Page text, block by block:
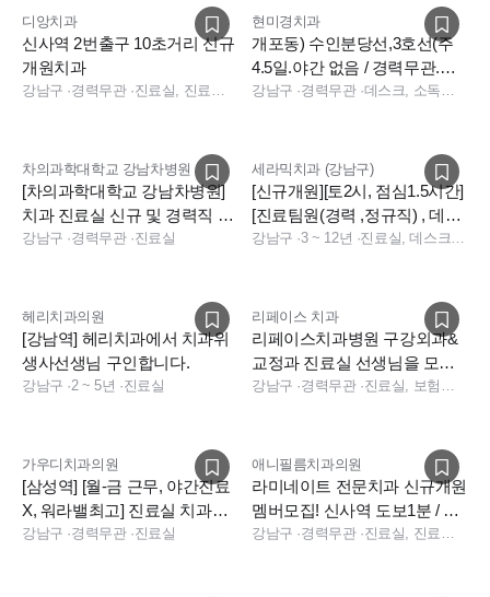
디앙치과
신사역 2번출구 10초거리 신규
개원치과
강남구 ·경력무관· 진료실, 진료팀장
현미경치과
개포동) 수인분당선,3호선(주
4.5일.야간 없음 / 경력무관.나
이무관) 정규직 구인합니다
강남구 ·경력무관· 데스크, 소독실, 진료실
차의과학대학교 강남차병원
[차의과학대학교 강남차병원]
치과 진료실 신규 및 경력직 채
용 (종합병원)
강남구 ·경력무관·진료실
세라믹치과 (강남구)
[신규개원][토2시, 점심1.5시간]
[진료팀원(경력 ,정규직) , 데스
크 충원합니다]
강남구 ·3 ~ 12년 · 진료실, 데스크, 데스크, 전화응대(CS), 기타
헤리치과의원
[강남역] 헤리치과에서 치과위
생사선생님 구인합니다.
강남구 ·2 ~ 5년 ·진료실
리페이스 치과
리페이스치과병원 구강외과&
교정과 진료실 선생님을 모십
니다
강남구 ·경력무관· 진료실, 보험청구, 상담
가우디치과의원
[삼성역] [월-금 근무, 야간진료
X, 워라밸최고] 진료실 치과위
생사 선생님 구인합니다.
강남구 ·경력무관·진료실
애니필름치과의원
라미네이트 전문치과 신규개원
멤버모집! 신사역 도보1분 / 주
32시간(주4.5일) 근무
강남구 ·경력무관· 진료실, 진료팀장, 상담